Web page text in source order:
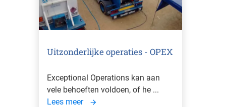
Uitzonderlijke operaties - OPEX
Exceptional Operations kan aan
vele behoeften voldoen, of he ...
Lees meer